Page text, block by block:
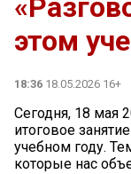
этом
18:36 18.05.2026 16+
Сегодня, 18 мая
итоговое
учебном году.
которые нас